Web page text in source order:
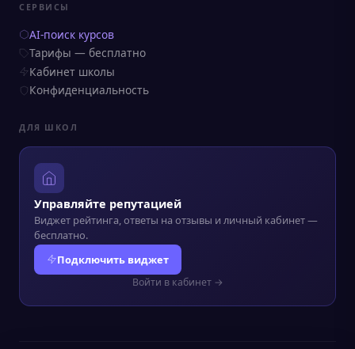
СЕРВИСЫ
AI-поиск курсов
Тарифы — бесплатно
Кабинет школы
Конфиденциальность
ДЛЯ ШКОЛ
Управляйте репутацией
Виджет рейтинга, ответы на отзывы и личный кабинет —
бесплатно.
Подключить виджет
Войти в кабинет →